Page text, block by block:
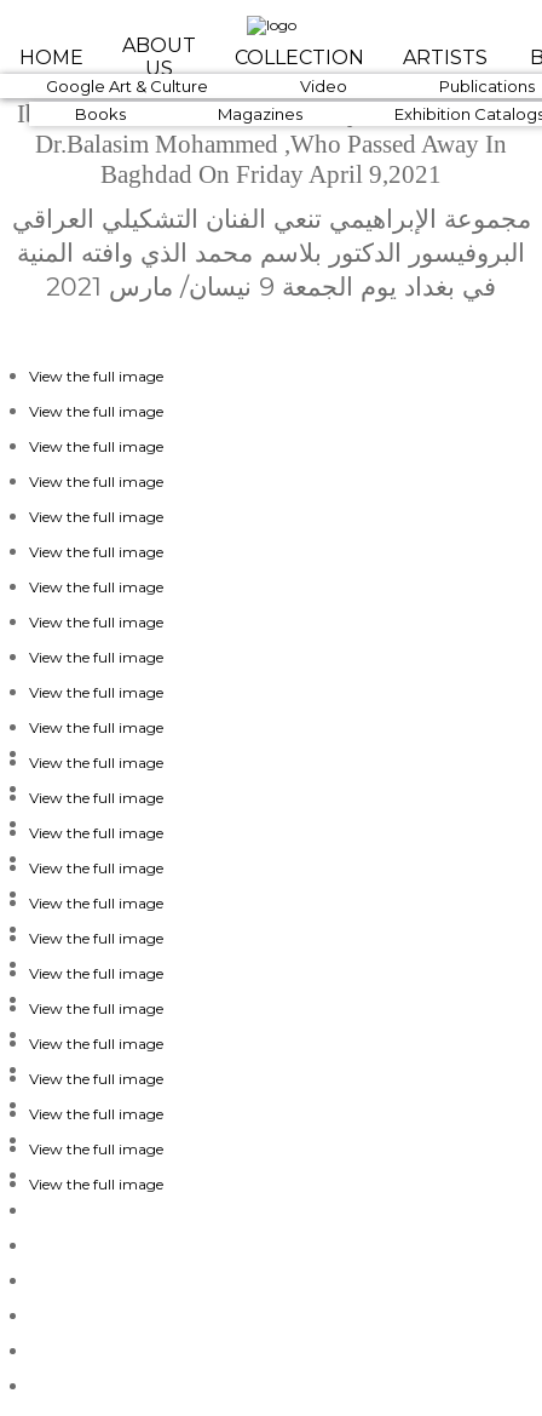
HOME
ABOUT
US
COLLECTION ARTISTS
1890-1919 1940-1959
Google Art & Culture Video
Publications
Books
Magazines Exhibition
Ibrahimi Collection Mourns Iraqi Artist Professor
Dr.Balasim Mohammed ,who Passed Away In
Baghdad On Friday April 9,2021
مجموعة الإبراهيمي تنعي الفنان التشكيلي العراقي
البروفيسور الدكتور بلاسم محمد الذي وافته المنية
في بغداد يوم الجمعة 9 نيسان/ مارس 2021
View the full image
View the full image
View the full image
View the full image
View the full image
View the full image
View the full image
View the full image
View the full image
View the full image
View the full image
View the full image
View the full image
View the full image
View the full image
View the full image
View the full image
View the full image
View the full image
View the full image
View the full image
View the full image
View the full image
View the full image